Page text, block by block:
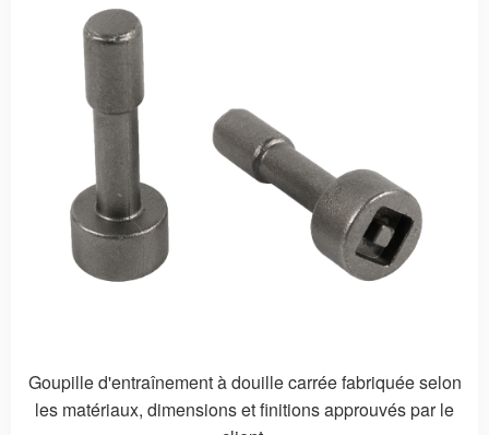
Goupille d'entraînement à douille carrée fabriquée selon
les matériaux, dimensions et finitions approuvés par le